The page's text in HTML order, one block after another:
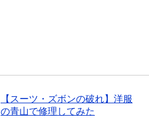
【スーツ・ズボンの破れ】洋服
の青山で修理してみた